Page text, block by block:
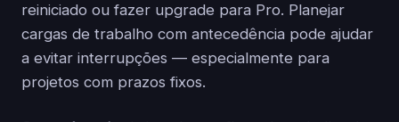
reiniciado ou fazer upgrade para Pro. Planejar
cargas de trabalho com antecedência pode ajudar
a evitar interrupções — especialmente para
projetos com prazos fixos.